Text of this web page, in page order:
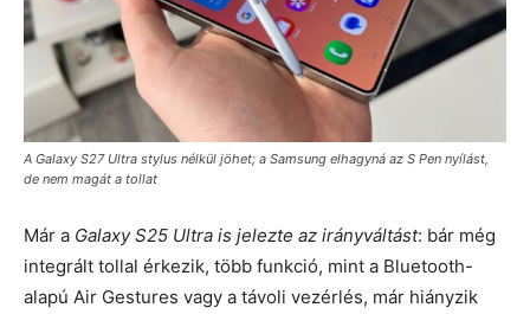
A Galaxy S27 Ultra stylus nélkül jöhet; a Samsung elhagyná az S Pen nyílást,
de nem magát a tollat
Már a Galaxy S25 Ultra is jelezte az irányváltást: bár még
integrált tollal érkezik, több funkció, mint a Bluetooth-
alapú Air Gestures vagy a távoli vezérlés, már hiányzik